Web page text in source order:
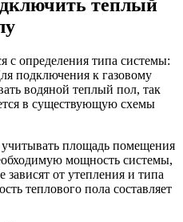
теплый
с определения типа системы:
подключения к газовому
водяной теплый пол, так
в существующую схемы
площадь помещения
мощность системы,
зависят от утепления и типа
теплового пола составляет